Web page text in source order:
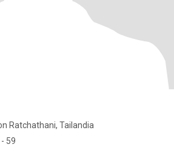
Ratchathani, Tailandia
59